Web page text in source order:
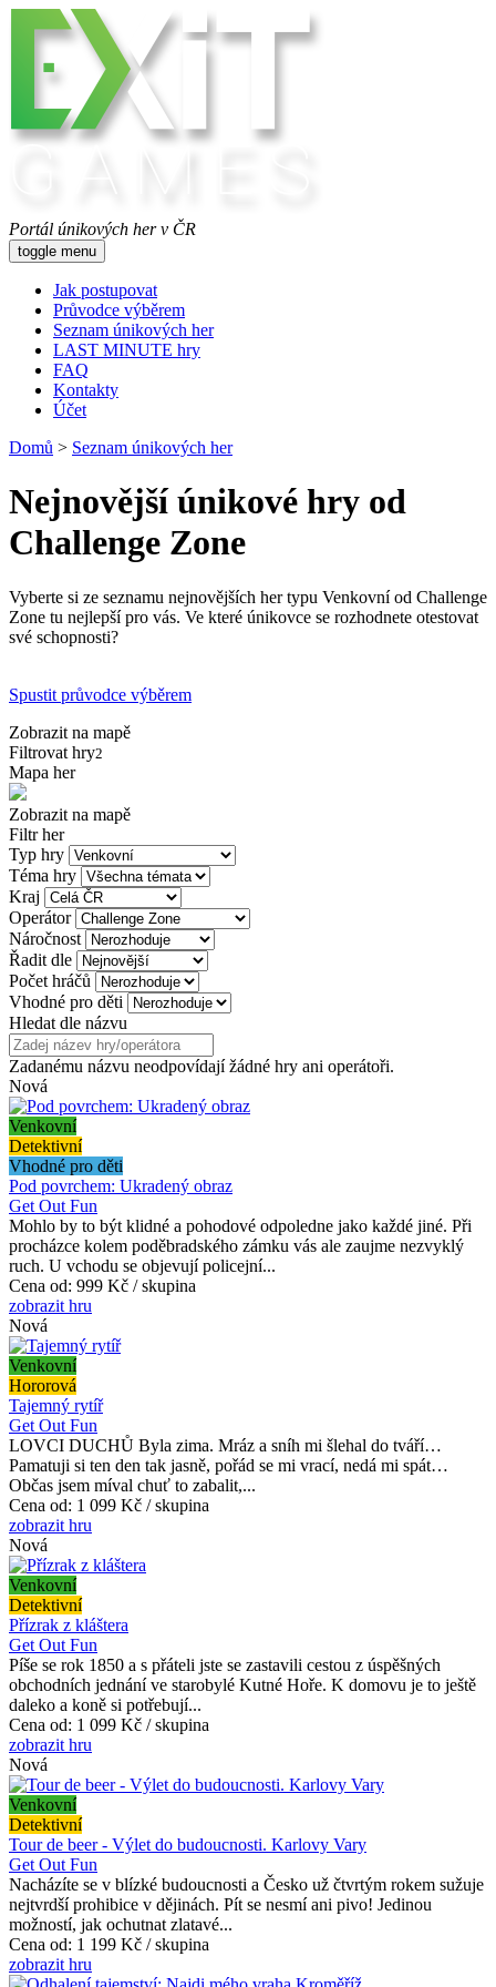
Portál únikových her v ČR
toggle menu
Jak postupovat
Průvodce výběrem
Seznam únikových her
LAST MINUTE hry
FAQ
Kontakty
Účet
Domů > Seznam únikových her
Nejnovější únikové hry od
Challenge Zone
Vyberte si ze seznamu nejnovějších her typu Venkovní od Challenge
Zone tu nejlepší pro vás. Ve které únikovce se rozhodnete otestovat
své schopnosti?
Spustit průvodce výběrem
Zobrazit na mapě
Filtrovat hry2
Mapa her
Zobrazit na mapě
Filtr her
Typ hry
Téma hry
Kraj
Operátor
Náročnost
Řadit dle
Počet hráčů
Vhodné pro děti
Hledat dle názvu
Zadanému názvu neodpovídají žádné hry ani operátoři.
Nová
Venkovní
Detektivní
Vhodné pro děti
Pod povrchem: Ukradený obraz
Get Out Fun
Mohlo by to být klidné a pohodové odpoledne jako každé jiné. Při
procházce kolem poděbradského zámku vás ale zaujme nezvyklý
ruch. U vchodu se objevují policejní...
Cena od: 999 Kč / skupina
zobrazit hru
Nová
Venkovní
Hororová
Tajemný rytíř
Get Out Fun
LOVCI DUCHŮ Byla zima. Mráz a sníh mi šlehal do tváří…
Pamatuji si ten den tak jasně, pořád se mi vrací, nedá mi spát…
Občas jsem míval chuť to zabalit,...
Cena od: 1 099 Kč / skupina
zobrazit hru
Nová
Venkovní
Detektivní
Přízrak z kláštera
Get Out Fun
Píše se rok 1850 a s přáteli jste se zastavili cestou z úspěšných
obchodních jednání ve starobylé Kutné Hoře. K domovu je to ještě
daleko a koně si potřebují...
Cena od: 1 099 Kč / skupina
zobrazit hru
Nová
Venkovní
Detektivní
Tour de beer - Výlet do budoucnosti. Karlovy Vary
Get Out Fun
Nacházíte se v blízké budoucnosti a Česko už čtvrtým rokem sužuje
nejtvrdší prohibice v dějinách. Pít se nesmí ani pivo! Jedinou
možností, jak ochutnat zlatavé...
Cena od: 1 199 Kč / skupina
zobrazit hru